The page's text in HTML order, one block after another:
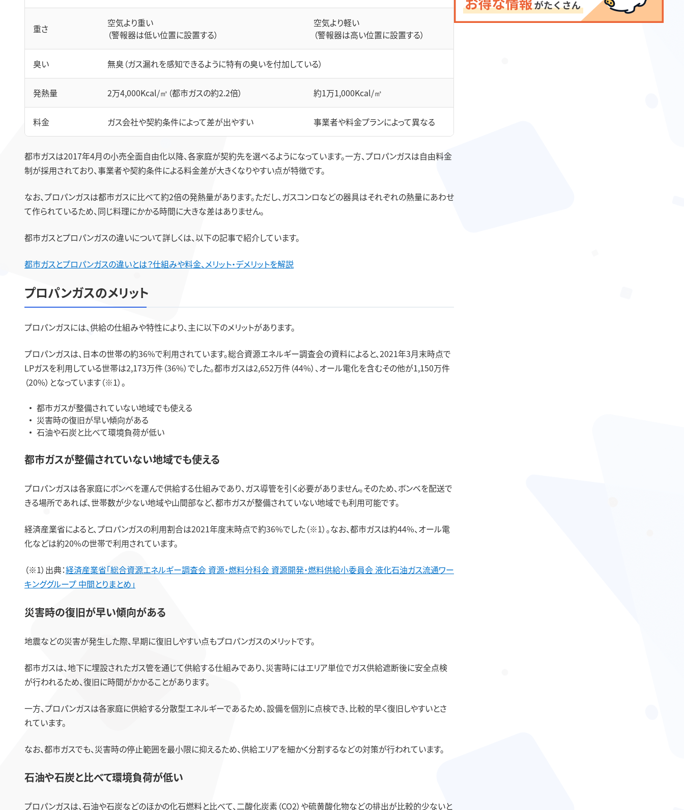
重さ
空気より重い
（警報器は低い位置に設置する）
空気より軽い
（警報器は高い位置に設置する）
臭い 無臭（ガス漏れを感知できるように特有の臭いを付加している）
発熱量 2万4,000Kcal/㎥（都市ガスの約2.2倍） 約1万1,000Kcal/㎥
料金 ガス会社や契約条件によって差が出やすい 事業者や料金プランによって異なる
都市ガスは2017年4月の小売全面自由化以降、各家庭が契約先を選べるようになっています。一方、プロパンガスは自由料金
制が採用されており、事業者や契約条件による料金差が大きくなりやすい点が特徴です。
なお、プロパンガスは都市ガスに比べて約2倍の発熱量があります。ただし、ガスコンロなどの器具はそれぞれの熱量にあわせ
て作られているため、同じ料理にかかる時間に大きな差はありません。
都市ガスとプロパンガスの違いについて詳しくは、以下の記事で紹介しています。
都市ガスとプロパンガスの違いとは？仕組みや料金、メリット・デメリットを解説
プロパンガスのメリット
プロパンガスには、供給の仕組みや特性により、主に以下のメリットがあります。
プロパンガスは、日本の世帯の約36%で利用されています。総合資源エネルギー調査会の資料によると、2021年3月末時点で
LPガスを利用している世帯は2,173万件（36%）でした。都市ガスは2,652万件（44%）、オール電化を含むその他が1,150万件
（20%）となっています（※1）。
都市ガスが整備されていない地域でも使える
災害時の復旧が早い傾向がある
石油や石炭と比べて環境負荷が低い
都市ガスが整備されていない地域でも使える
プロパンガスは各家庭にボンベを運んで供給する仕組みであり、ガス導管を引く必要がありません。そのため、ボンベを配送で
きる場所であれば、世帯数が少ない地域や山間部など、都市ガスが整備されていない地域でも利用可能です。
経済産業省によると、プロパンガスの利用割合は2021年度末時点で約36%でした（※1）。なお、都市ガスは約44%、オール電
化などは約20%の世帯で利用されています。
（※1）出典：経済産業省「総合資源エネルギー調査会 資源・燃料分科会 資源開発・燃料供給小委員会 液化石油ガス流通ワー
キンググループ 中間とりまとめ」
災害時の復旧が早い傾向がある
地震などの災害が発生した際、早期に復旧しやすい点もプロパンガスのメリットです。
都市ガスは、地下に埋設されたガス管を通じて供給する仕組みであり、災害時にはエリア単位でガス供給遮断後に安全点検
が行われるため、復旧に時間がかかることがあります。
一方、プロパンガスは各家庭に供給する分散型エネルギーであるため、設備を個別に点検でき、比較的早く復旧しやすいとさ
れています。
なお、都市ガスでも、災害時の停止範囲を最小限に抑えるため、供給エリアを細かく分割するなどの対策が行われています。
石油や石炭と比べて環境負荷が低い
プロパンガスは、石油や石炭などのほかの化石燃料と比べて、二酸化炭素（CO2）や硫黄酸化物などの排出が比較的少ないと